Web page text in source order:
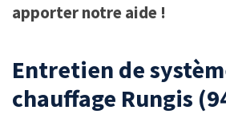
apporter notre aide !
Entretien de
chauffage Rungis